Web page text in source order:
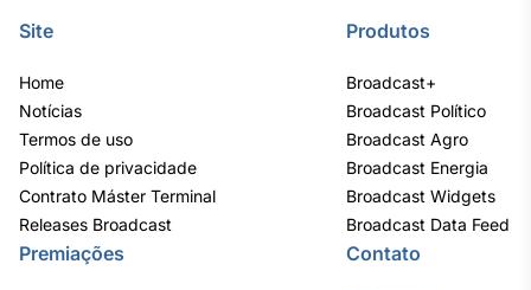
Site
Home
Notícias
Termos de uso
Política de privacidade
Contrato Máster Terminal
Releases Broadcast
Produtos
Broadcast+
Broadcast Político
Broadcast Agro
Broadcast Energia
Broadcast Widgets
Broadcast Data Feed
Premiações Contato